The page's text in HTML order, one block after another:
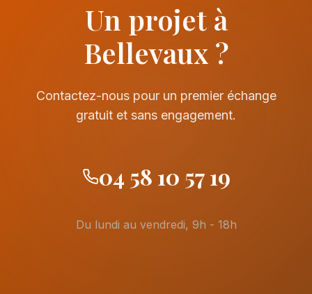
Un projet à
Bellevaux ?
Contactez-nous pour un premier échange
gratuit et sans engagement.
04 58 10 57 19
Du lundi au vendredi, 9h - 18h